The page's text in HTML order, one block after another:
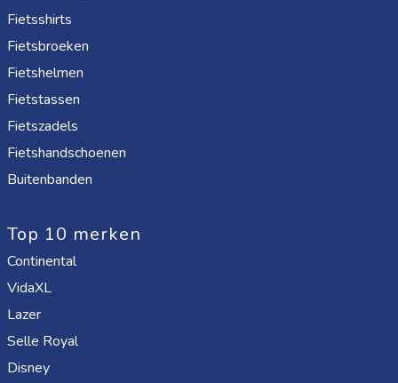
Fietsshirts
Fietsbroeken
Fietshelmen
Fietstassen
Fietszadels
Fietshandschoenen
Buitenbanden
Top 10 merken
Continental
VidaXL
Lazer
Selle Royal
Disney